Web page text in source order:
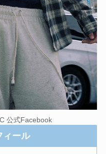
公式Facebook
ィール